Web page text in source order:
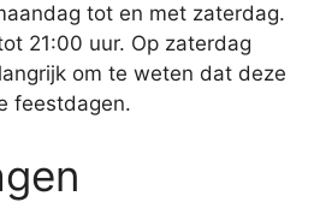
tot en met zaterdag.
21:00 uur. Op zaterdag
om te weten dat deze
feestdagen.